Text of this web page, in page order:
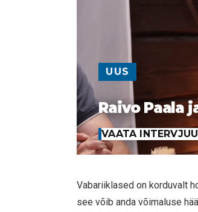
UUS
Raivo Paala
VAATA
Vabariiklased on korduvalt
see võib anda võimaluse